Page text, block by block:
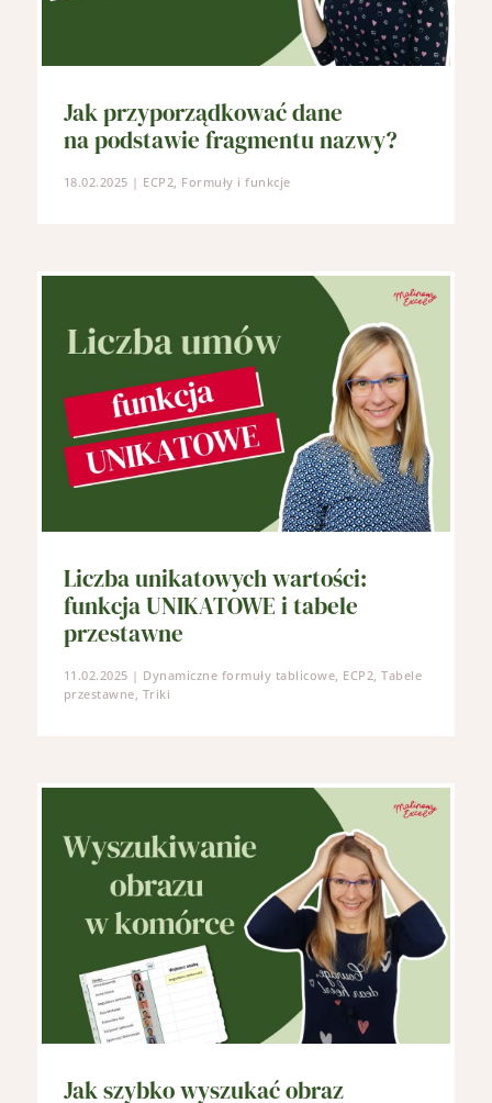
Jak przyporządkować dane
na podstawie fragmentu nazwy?
18.02.2025 | ECP2 Formuły i funkcje
Liczba unikatowych wartości:
funkcja UNIKATOWE i tabele
przestawne
11.02.2025 | Dynamiczne formuły tablicowe ECP2 ,Tabele
przestawne Triki
Jak szybko wyszukać obraz